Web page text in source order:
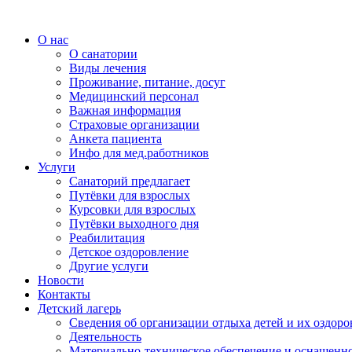
О нас
О санатории
Виды лечения
Проживание, питание, досуг
Медицинский персонал
Важная информация
Страховые организации
Анкета пациента
Инфо для мед.работников
Услуги
Санаторий предлагает
Путёвки для взрослых
Курсовки для взрослых
Путёвки выходного дня
Реабилитация
Детское оздоровление
Другие услуги
Новости
Контакты
Детский лагерь
Сведения об организации отдыха детей и их
Деятельность